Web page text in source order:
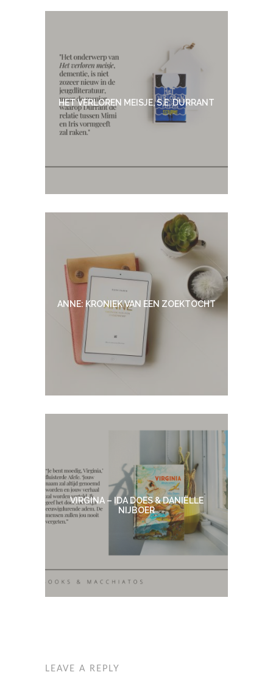
HET VERLOREN MEISJE, S.E. DURRANT
ANNE: KRONIEK VAN EEN ZOEKTOCHT
VIRGINA – IDA DOES & DANIËLLE
NIJBOER
LEAVE A REPLY